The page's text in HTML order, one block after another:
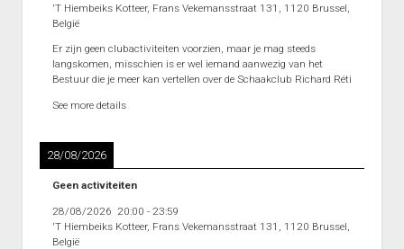
'T Hiembeiks Kotteer, Frans Vekemansstraat 131, 1120 Brussel,
België
Er zijn geen clubactiviteiten voorzien, maar je mag steeds
langskomen, misschien is er wel iemand aanwezig van het
Bestuur die je meer kan vertellen over de Schaakclub Richard Réti
See more details
28/08/2026
Geen activiteiten
28/08/2026 20:00 - 23:59
'T Hiembeiks Kotteer, Frans Vekemansstraat 131, 1120 Brussel,
België